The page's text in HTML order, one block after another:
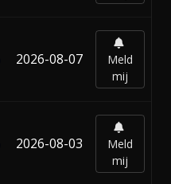
2026-08-07
Meld
mij
2026-08-03
Meld
mij